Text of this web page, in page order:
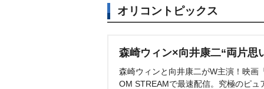
オリコントピックス
森崎ウィン×向井康二“両片思
森崎ウィンと向井康二がW主演！映画
OM STREAMで最速配信。究極のピュ